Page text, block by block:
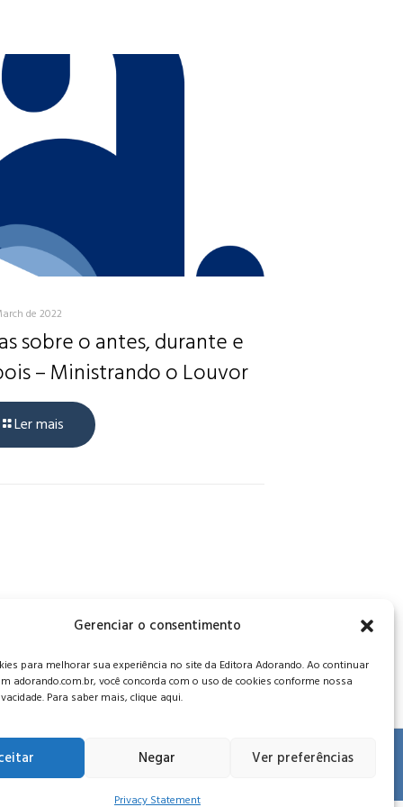
Gerenciar o consentimento
para melhorar sua experiência no site da Editora Adorando. Ao continuar
adorando.com.br, você concorda com o uso de cookies conforme nossa
Para saber mais, clique aqui.
Negar Ver preferências
Privacy Statement
de 2022
sobre o antes, durante e
– Ministrando o Louvor
Ler mais
privacidade